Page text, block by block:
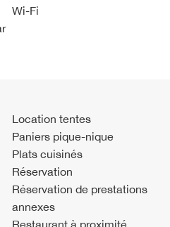
Wi-Fi
Location tentes
Paniers pique-nique
Plats cuisinés
Réservation
Réservation de prestations
annexes
Restaurant à proximité